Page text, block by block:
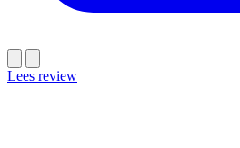
Lees review